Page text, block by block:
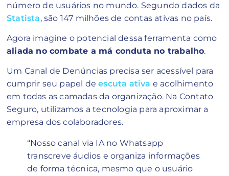
número de usuários no mundo. Segundo dados da
Statista, são 147 milhões de contas ativas no país.
Agora imagine o potencial dessa ferramenta como
aliada no combate a má conduta no trabalho.
Um Canal de Denúncias precisa ser acessível para
cumprir seu papel deescuta ativa e acolhimento
em todas as camadas da organização. Na Contato
Seguro, utilizamos a tecnologia para aproximar a
empresa dos colaboradores.
“Nosso canal via IA no Whatsapp
transcreve áudios e organiza informações
de forma técnica, mesmo que o usuário